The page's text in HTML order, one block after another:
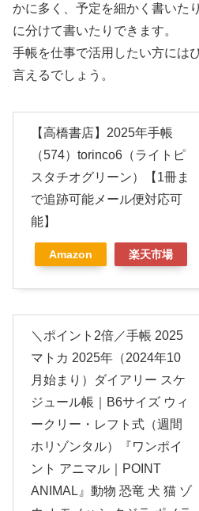
かに多く、予定を細かく書いた
に分けて書いたりできます。
手帳を仕事で活用したい方には
言えるでしょう。
【高橋書店】2025年手帳
（574）torinco6（ライトピ
スタチオグリーン）【1冊ま
で追跡可能メール便対応可
能】
Amazon 楽天市場
＼ポイント2倍／手帳 2025
マトカ 2025年（2024年10
月始まり）ダイアリー スケ
ジュール帳｜B6サイズ ウィ
ークリー・レフト式（週間
ホリゾンタル）『ワンポイ
ント アニマル｜POINT
ANIMAL』動物 恐竜 犬 猫 ゾ